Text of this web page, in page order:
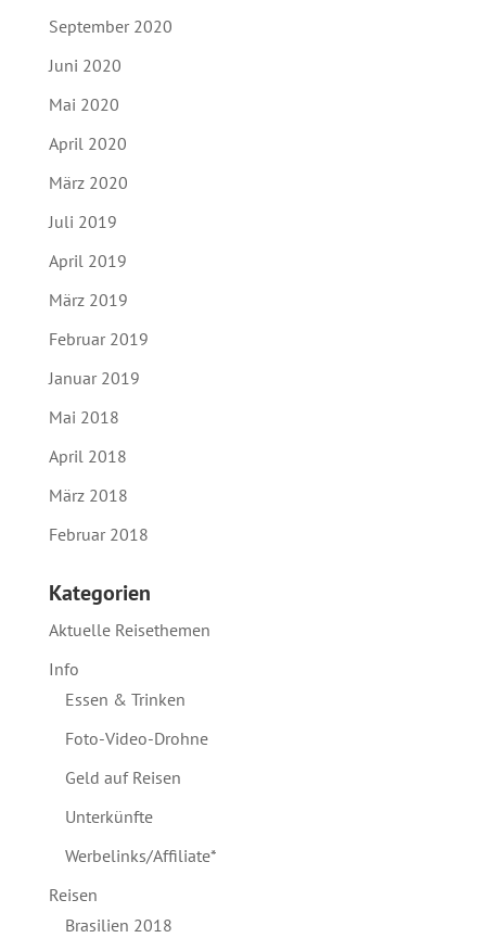
September 2020
Juni 2020
Mai 2020
April 2020
März 2020
Juli 2019
April 2019
März 2019
Februar 2019
Januar 2019
Mai 2018
April 2018
März 2018
Februar 2018
Kategorien
Aktuelle Reisethemen
Info
Essen & Trinken
Foto-Video-Drohne
Geld auf Reisen
Unterkünfte
Werbelinks/Affiliate*
Reisen
Brasilien 2018